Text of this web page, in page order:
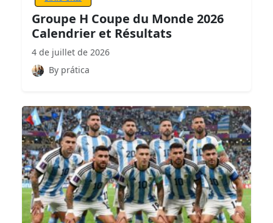
Groupe H Coupe du Monde 2026
Calendrier et Résultats
4 de juillet de 2026
By prática